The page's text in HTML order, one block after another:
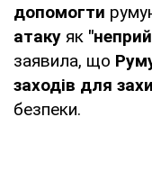
допомогти
атаку як
заявила, що
заходів для
безпеки.